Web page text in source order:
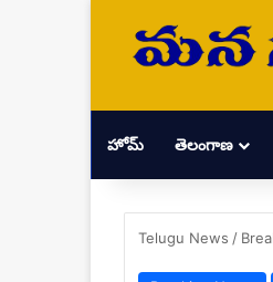
హోమ్ తెలంగాణ
Telugu News /